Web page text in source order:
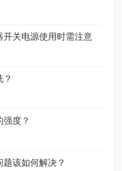
关电源使用时需注意
度？
该如何解决？